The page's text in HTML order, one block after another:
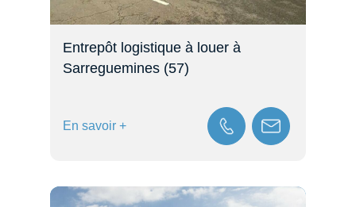
Entrepôt logistique à louer à
Sarreguemines (57)
En savoir +